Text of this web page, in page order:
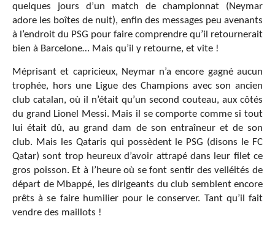
quelques jours d’un match de championnat (Neymar
adore les boîtes de nuit), enfin des messages peu avenants
à l’endroit du PSG pour faire comprendre qu’il retournerait
bien à Barcelone… Mais qu’il y retourne, et vite !
Méprisant et capricieux, Neymar n’a encore gagné aucun
trophée, hors une Ligue des Champions avec son ancien
club catalan, où il n’était qu’un second couteau, aux côtés
du grand Lionel Messi. Mais il se comporte comme si tout
lui était dû, au grand dam de son entraîneur et de son
club. Mais les Qataris qui possèdent le PSG (disons le FC
Qatar) sont trop heureux d’avoir attrapé dans leur filet ce
gros poisson. Et à l’heure où se font sentir des velléités de
départ de Mbappé, les dirigeants du club semblent encore
prêts à se faire humilier pour le conserver. Tant qu’il fait
vendre des maillots !